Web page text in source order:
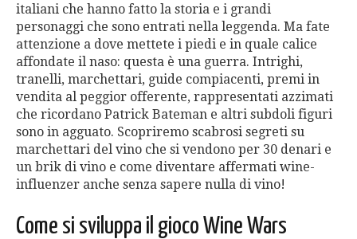
italiani che hanno fatto la storia e i grandi
personaggi che sono entrati nella leggenda. Ma fate
attenzione a dove mettete i piedi e in quale calice
affondate il naso: questa è una guerra. Intrighi,
tranelli, marchettari, guide compiacenti, premi in
vendita al peggior offerente, rappresentati azzimati
che ricordano Patrick Bateman e altri subdoli figuri
sono in agguato. Scopriremo scabrosi segreti su
marchettari del vino che si vendono per 30 denari e
un brik di vino e come diventare affermati wine-
influenzer anche senza sapere nulla di vino!
Come si sviluppa il gioco Wine Wars